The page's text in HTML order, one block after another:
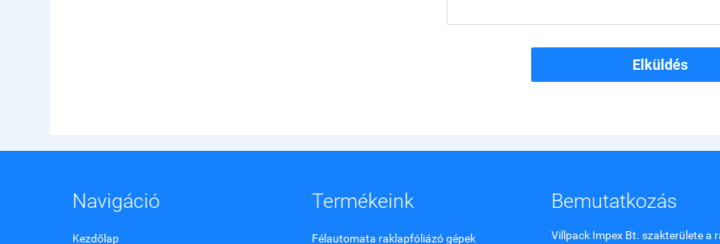
Elküldés
Navigáció
Kezdőlap
Termékeink
Félautomata raklapfóliázó gépek
Bemutatkozás
Villpack Impex Bt. szakterülete a